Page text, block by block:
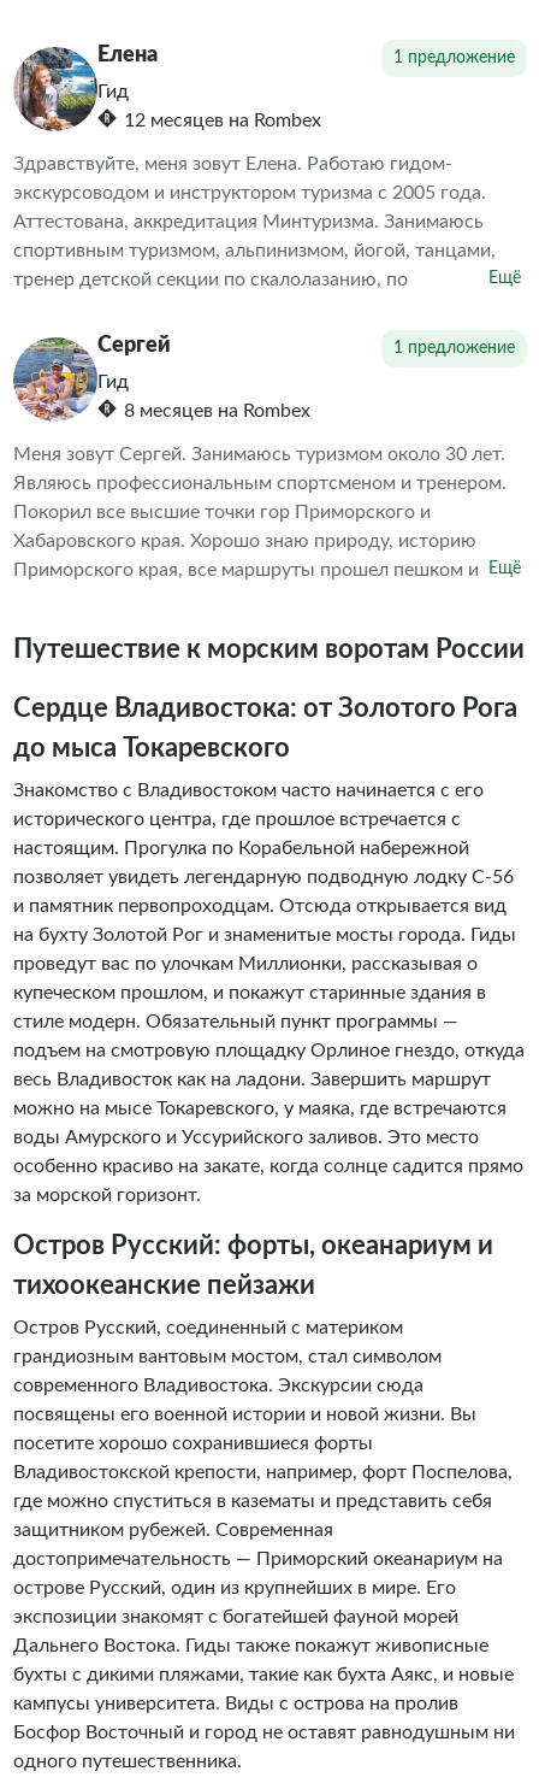
девственной природой, необузданным и таким ласковым
морем, рассветами и закатами. Мы покажем вам острова
и заповедники, город и горы, тайгу и сакуру. Ждём вас!
Елена 1 предложение
Гид
12 месяцев на Rombex
Здравствуйте, меня зовут Елена. Работаю гидом-
экскурсоводом и инструктором туризма с 2005 года.
Аттестована, аккредитация Минтуризма. Занимаюсь
спортивным туризмом, альпинизмом, йогой, танцами,
тренер детской секции по скалолазанию, по
свой край, природу, море, и очень рада делиться этими
впечатлениями с путешественниками. Принимаю заявки
на индивидуальные туры на авто (большой японский
джип) в красивейшие уголки Владивостока и
Приморского края.
Ещё
Сергей 1 предложение
Гид
8 месяцев на Rombex
Меня зовут Сергей. Занимаюсь туризмом около 30 лет.
Являюсь профессиональным спортсменом и тренером.
Покорил все высшие точки гор Приморского и
Хабаровского края. Хорошо знаю природу, историю
Приморского края, все маршруты прошел пешком и
образование: тренер-преподаватель и практический
экскурсовода по Приморскому краю. Покажу Вам
Приморье, острова, горы, необычные объекты, удачные
устриц, морских звезд... Увы, звезд с неба не могу :) Вы
полюбите Приморский край и Владивосток, и вам
захочется приехать сюда еще много раз. Вперед, мы
ждем вас за новыми впечатлениями.
Ещё
Путешествие к морским воротам России
Сердце Владивостока: от Золотого Рога
до мыса Токаревского
Знакомство с Владивостоком часто начинается с его
исторического центра, где прошлое встречается с
настоящим. Прогулка по Корабельной набережной
позволяет увидеть легендарную подводную лодку С-56
и памятник первопроходцам. Отсюда открывается вид
на бухту Золотой Рог и знаменитые мосты города. Гиды
проведут вас по улочкам Миллионки, рассказывая о
купеческом прошлом, и покажут старинные здания в
стиле модерн. Обязательный пункт программы —
подъем на смотровую площадку Орлиное гнездо, откуда
весь Владивосток как на ладони. Завершить маршрут
можно на мысе Токаревского, у маяка, где встречаются
воды Амурского и Уссурийского заливов. Это место
особенно красиво на закате, когда солнце садится прямо
за морской горизонт.
Остров Русский: форты, океанариум и
тихоокеанские пейзажи
Остров Русский, соединенный с материком
грандиозным вантовым мостом, стал символом
современного Владивостока. Экскурсии сюда
посвящены его военной истории и новой жизни. Вы
посетите хорошо сохранившиеся форты
Владивостокской крепости, например, форт Поспелова,
где можно спуститься в казематы и представить себя
защитником рубежей. Современная
достопримечательность — Приморский океанариум на
острове Русский, один из крупнейших в мире. Его
экспозиции знакомят с богатейшей фауной морей
Дальнего Востока. Гиды также покажут живописные
бухты с дикими пляжами, такие как бухта Аякс, и новые
кампусы университета. Виды с острова на пролив
Босфор Восточный и город не оставят равнодушным ни
одного путешественника.